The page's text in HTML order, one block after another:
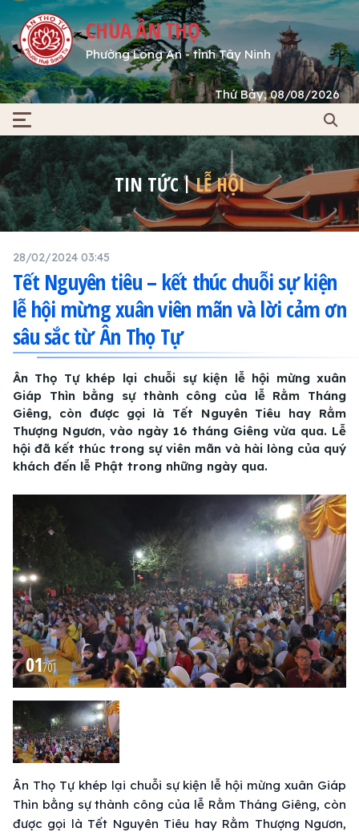
CHÙA ÂN THỌ
Phường Long An - tỉnh Tây Ninh
Thứ Bảy, 08/08/2026
TIN TỨC LỄ HỘI
28/02/2024 03:45
Tết Nguyên tiêu – kết thúc chuỗi sự kiện
lễ hội mừng xuân viên mãn và lời cảm ơn
sâu sắc từ Ân Thọ Tự
Ân Thọ Tự khép lại chuỗi sự kiện lễ hội mừng xuân
Giáp Thìn bằng sự thành công của lễ Rằm Tháng
Giêng, còn được gọi là Tết Nguyên Tiêu hay Rằm
Thượng Ngươn, vào ngày 16 tháng Giêng vừa qua. Lễ
hội đã kết thúc trong sự viên mãn và hài lòng của quý
khách đến lễ Phật trong những ngày qua.
01/01
Ân Thọ Tự khép lại chuỗi sự kiện lễ hội mừng xuân Giáp
Thìn bằng sự thành công của lễ Rằm Tháng Giêng, còn
được gọi là Tết Nguyên Tiêu hay Rằm Thượng Ngươn,